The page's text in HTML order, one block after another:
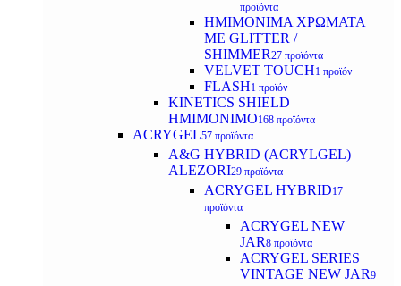
προϊόντα
ΗΜΙΜΟΝΙΜA ΧΡΩΜΑΤΑ
ΜΕ GLITTER /
SHIMMER27 προϊόντα
VELVET TOUCH1 προϊόν
FLASH1 προϊόν
KINETICS SHIELD
ΗΜΙΜΟΝΙΜΟ168 προϊόντα
ACRYGEL57 προϊόντα
A&G HYBRID (ACRYLGEL) –
ALEZORI29 προϊόντα
ACRYGEL HYBRID17
προϊόντα
ACRYGEL NEW
JAR8 προϊόντα
ACRYGEL SERIES
VINTAGE NEW JAR9